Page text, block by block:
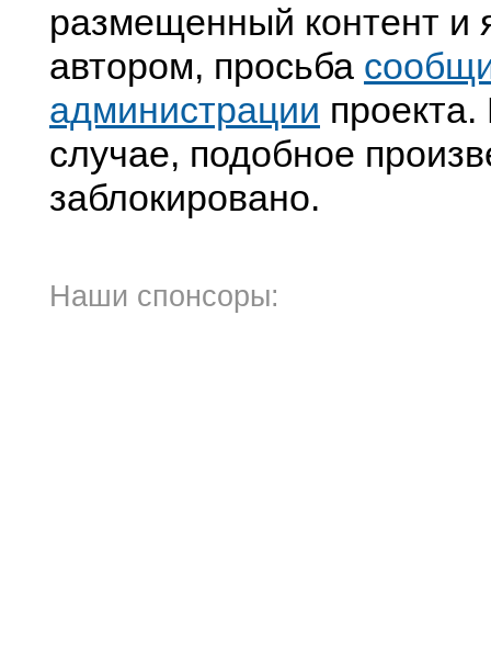
размещенный контент и
автором, просьба
администрации
случае, подобное
заблокировано.
Наши спонсоры: